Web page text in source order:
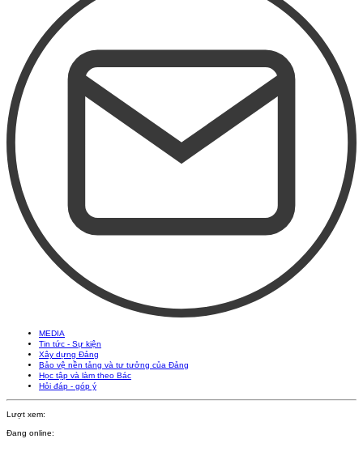
MEDIA
Tin tức - Sự kiện
Xây dựng Đảng
Bảo vệ nền tảng và tư tưởng của Đảng
Học tập và làm theo Bác
Hỏi đáp - góp ý
Lượt xem:
Đang online: